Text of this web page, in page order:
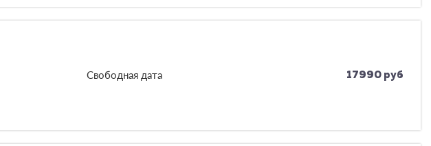
Свободная дата 17990 руб